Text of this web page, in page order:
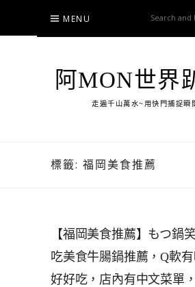
content
MENU
阿MON世界
走遍千山萬水~用快門捕捉瞬
標籤: 福岡美食推薦
【福岡美食推薦】もつ鍋
吃美食牛腸鍋推薦，Q軟
好好吃，店內有中文菜單